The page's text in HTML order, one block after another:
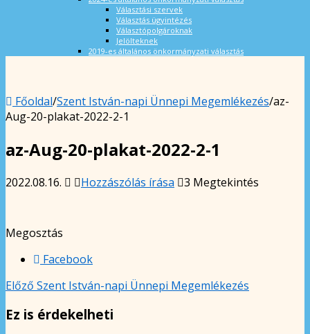
Választási szervek
Választás ügyintézés
Választópolgároknak
Jelölteknek
2019-es általános önkormányzati választás
Főoldal/Szent István-napi Ünnepi Megemlékezés/az-
Aug-20-plakat-2022-2-1
az-Aug-20-plakat-2022-2-1
2022.08.16. Hozzászólás írása 3 Megtekintés
Megosztás
Facebook
Előző Szent István-napi Ünnepi Megemlékezés
Ez is érdekelheti